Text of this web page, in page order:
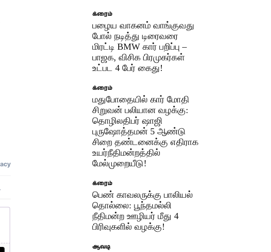
க்ரைம்
பழைய வாகனம் வாங்குவது
போல் நடித்து டிரைவரை
மிரட்டி BMW கார் பறிப்பு –
பாஜக, விசிக பிரமுகர்கள்
உட்பட 4 பேர் கைது!
க்ரைம்
மதுபோதையில் கார் மோதி
சிறுவன் பலியான வழக்கு:
தொழிலதிபர் ஷாஜி
புருஷோத்தமன் 5 ஆண்டு
சிறை தண்டனைக்கு எதிராக
உயர்நீதிமன்றத்தில்
மேல்முறையீடு!
க்ரைம்
பெண் காவலருக்கு பாலியல்
தொல்லை: பூந்தமல்லி
நீதிமன்ற ஊழியர் மீது 4
பிரிவுகளில் வழக்கு!
ஆவடி